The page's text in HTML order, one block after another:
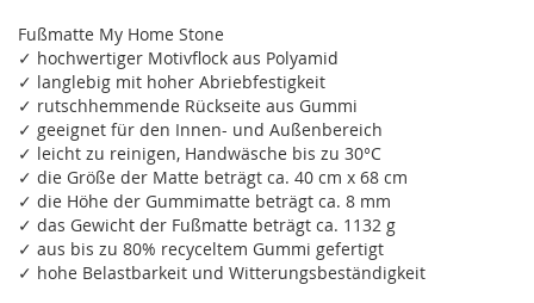
Fußmatte My Home Stone
✓ hochwertiger Motivflock aus Polyamid
✓ langlebig mit hoher Abriebfestigkeit
✓ rutschhemmende Rückseite aus Gummi
✓ geeignet für den Innen- und Außenbereich
✓ leicht zu reinigen, Handwäsche bis zu 30°C
✓ die Größe der Matte beträgt ca. 40 cm x 68 cm
✓ die Höhe der Gummimatte beträgt ca. 8 mm
✓ das Gewicht der Fußmatte beträgt ca. 1132 g
✓ aus bis zu 80% recyceltem Gummi gefertigt
✓ hohe Belastbarkeit und Witterungsbeständigkeit